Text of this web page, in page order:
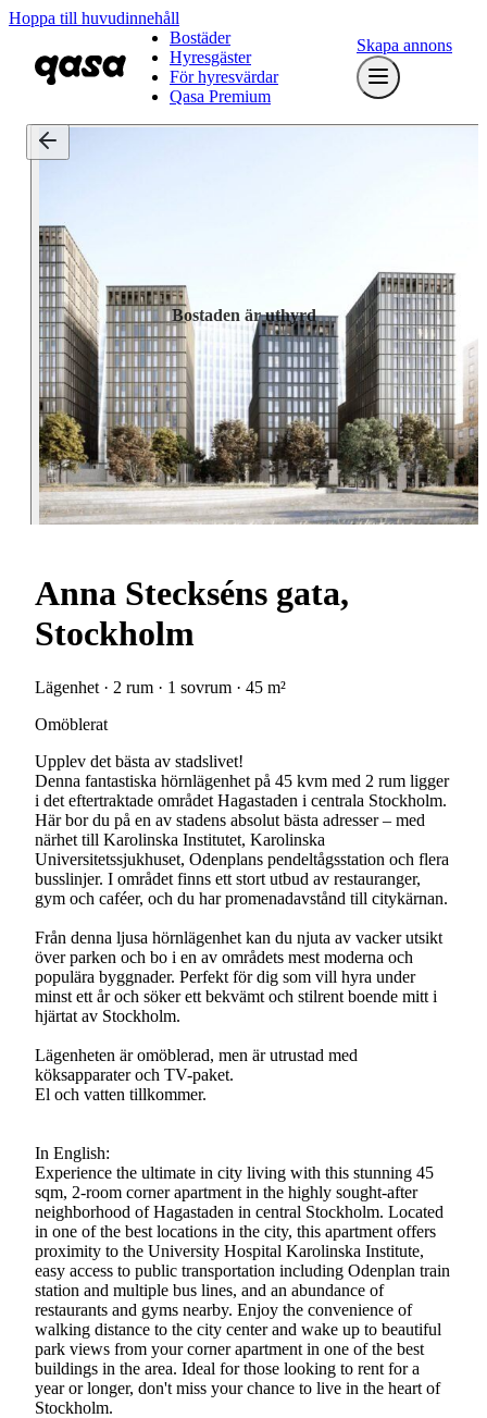
Hoppa till huvudinnehåll
Bostäder
Hyresgäster
För hyresvärdar
Qasa Premium
Skapa annons
Bostaden är uthyrd
Anna Steckséns gata,
Stockholm
Lägenhet · 2 rum · 1 sovrum · 45 m²
Omöblerat
Upplev det bästa av stadslivet!
Denna fantastiska hörnlägenhet på 45 kvm med 2 rum ligger
i det eftertraktade området Hagastaden i centrala Stockholm.
Här bor du på en av stadens absolut bästa adresser – med
närhet till Karolinska Institutet, Karolinska
Universitetssjukhuset, Odenplans pendeltågsstation och flera
busslinjer. I området finns ett stort utbud av restauranger,
gym och caféer, och du har promenadavstånd till citykärnan.
Från denna ljusa hörnlägenhet kan du njuta av vacker utsikt
över parken och bo i en av områdets mest moderna och
populära byggnader. Perfekt för dig som vill hyra under
minst ett år och söker ett bekvämt och stilrent boende mitt i
hjärtat av Stockholm.
Lägenheten är omöblerad, men är utrustad med
köksapparater och TV-paket.
El och vatten tillkommer.
In English:
Experience the ultimate in city living with this stunning 45
sqm, 2-room corner apartment in the highly sought-after
neighborhood of Hagastaden in central Stockholm. Located
in one of the best locations in the city, this apartment offers
proximity to the University Hospital Karolinska Institute,
easy access to public transportation including Odenplan train
station and multiple bus lines, and an abundance of
restaurants and gyms nearby. Enjoy the convenience of
walking distance to the city center and wake up to beautiful
park views from your corner apartment in one of the best
buildings in the area. Ideal for those looking to rent for a
year or longer, don't miss your chance to live in the heart of
Stockholm.